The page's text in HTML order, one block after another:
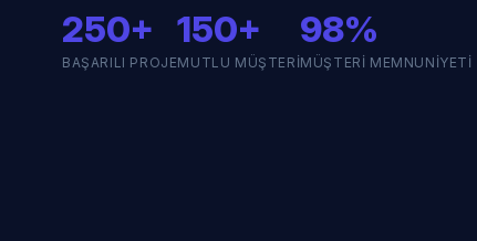
250+
BAŞARILI PROJE
150+
MUTLU MÜŞTERI
98%
MÜŞTERI MEMNUNIYETI